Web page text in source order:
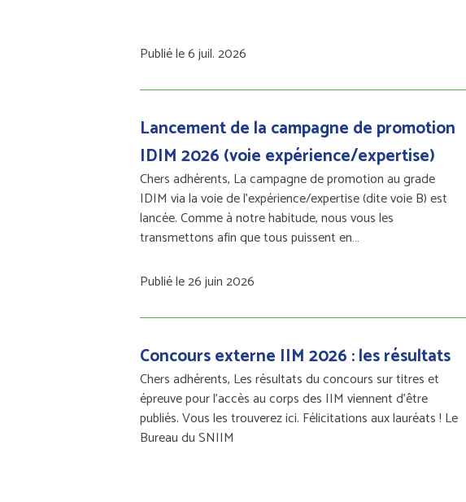
Publié le 6 juil. 2026
Lancement de la campagne de promotion
IDIM 2026 (voie expérience/expertise)
Chers adhérents, La campagne de promotion au grade
IDIM via la voie de l’expérience/expertise (dite voie B) est
lancée. Comme à notre habitude, nous vous les
transmettons afin que tous puissent en…
Publié le 26 juin 2026
Concours externe IIM 2026 : les résultats
Chers adhérents, Les résultats du concours sur titres et
épreuve pour l'accès au corps des IIM viennent d’être
publiés. Vous les trouverez ici. Félicitations aux lauréats ! Le
Bureau du SNIIM